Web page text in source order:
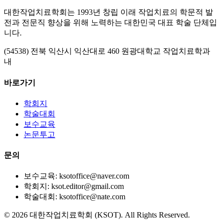
대한작업치료학회는 1993년 창립 이래 작업치료의 학문적 발
전과 전문직 향상을 위해 노력하는 대한민국 대표 학술 단체입
니다.
(54538) 전북 익산시 익산대로 460 원광대학교 작업치료학과
내
바로가기
학회지
학술대회
보수교육
논문투고
문의
보수교육: ksotoffice@naver.com
학회지: ksot.editor@gmail.com
학술대회: ksotoffice@nate.com
© 2026 대한작업치료학회 (KSOT). All Rights Reserved.